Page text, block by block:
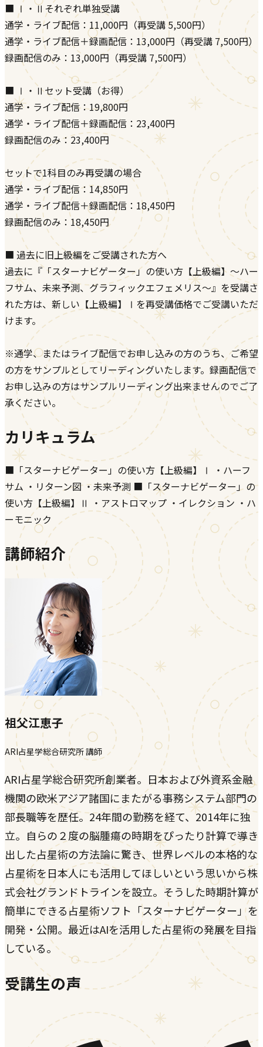
■ Ⅰ・Ⅱそれぞれ単独受講
通学・ライブ配信：11,000円（再受講 5,500円）
通学・ライブ配信＋録画配信：13,000円（再受講 7,500円）
録画配信のみ：13,000円（再受講 7,500円）
■ Ⅰ・Ⅱセット受講（お得）
通学・ライブ配信：19,800円
通学・ライブ配信＋録画配信：23,400円
録画配信のみ：23,400円
セットで1科目のみ再受講の場合
通学・ライブ配信：14,850円
通学・ライブ配信＋録画配信：18,450円
録画配信のみ：18,450円
■ 過去に旧上級編をご受講された方へ
過去に『「スターナビゲーター」の使い方【上級編】〜ハー
フサム、未来予測、グラフィックエフェメリス〜』を受講さ
れた方は、新しい【上級編】Ⅰを再受講価格でご受講いただ
けます。
※通学、またはライブ配信でお申し込みの方のうち、ご希望
の方をサンプルとしてリーディングいたします。録画配信で
お申し込みの方はサンプルリーディング出来ませんのでご了
承ください。
カリキュラム
■「スターナビゲーター」の使い方【上級編】Ⅰ ・ハーフ
サム ・リターン図 ・未来予測 ■「スターナビゲーター」の
使い方【上級編】Ⅱ ・アストロマップ ・イレクション ・ハ
ーモニック
講師紹介
祖父江恵子
ARI占星学総合研究所 講師
ARI占星学総合研究所創業者。日本および外資系金融
機関の欧米アジア諸国にまたがる事務システム部門の
部長職等を歴任。24年間の勤務を経て、2014年に独
立。自らの２度の脳腫瘍の時期をぴったり計算で導き
出した占星術の方法論に驚き、世界レベルの本格的な
占星術を日本人にも活用してほしいという思いから株
式会社グランドトラインを設立。そうした時期計算が
簡単にできる占星術ソフト「スターナビゲーター」を
開発・公開。最近はAIを活用した占星術の発展を目指
している。
受講生の声